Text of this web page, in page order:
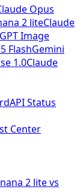
Opus
2 liteClaude
GPT Image
FlashGemini
1.0Claude
API Status
Center
2 lite vs